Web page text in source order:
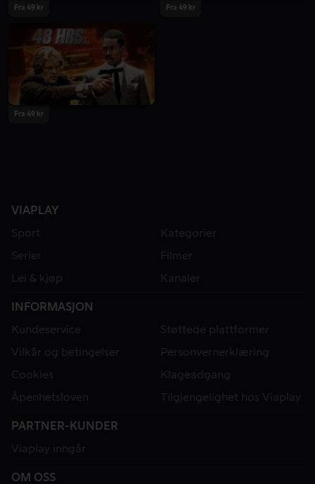
Fra 49 kr Fra 49 kr
Fra 49 kr
VIAPLAY
Sport
Kategorier
Serier
Filmer
Lei & kjøp
Kanaler
INFORMASJON
Kundeservice
Støttede plattformer
Vilkår og betingelser
Personvernerklæring
Cookies
Klageadgang
Åpenhetsloven
Tilgjengelighet hos Viaplay
PARTNER-KUNDER
Viaplay inngår
OM OSS